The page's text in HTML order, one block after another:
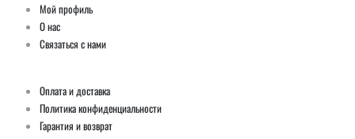
Мой профиль
О нас
Связаться с нами
Оплата и доставка
Политика конфиденциальности
Гарантия и возврат